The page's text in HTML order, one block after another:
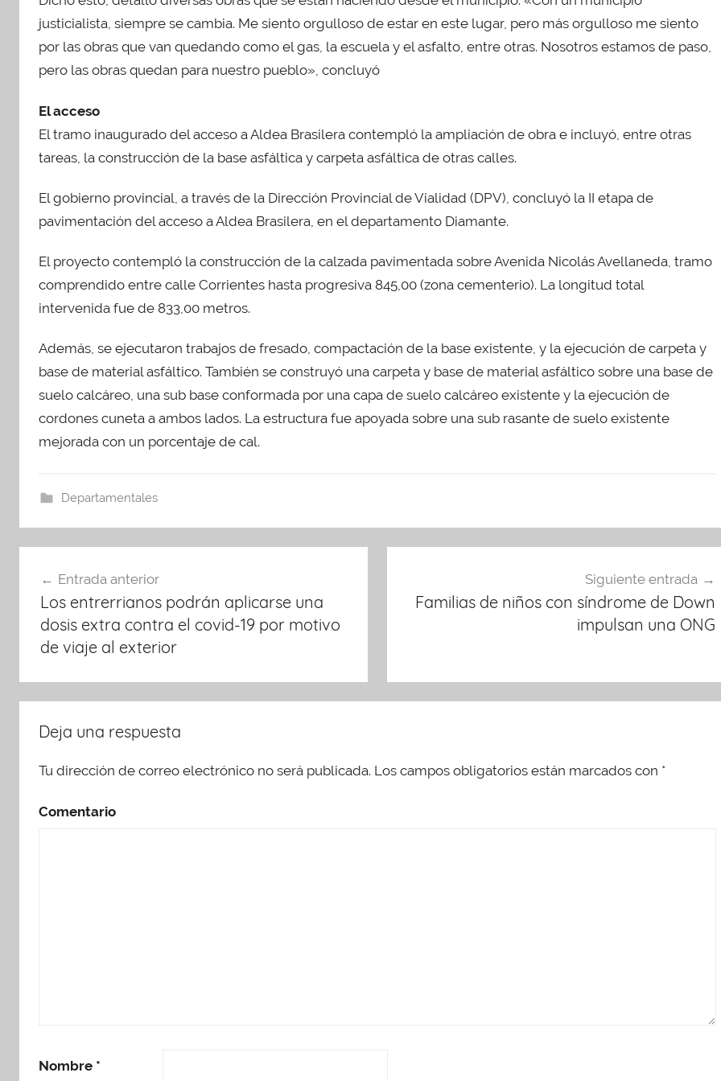
justicialista, siempre se cambia. Me siento orgulloso de estar en este lugar, pero más orgulloso me siento
por las obras que van quedando como el gas, la escuela y el asfalto, entre otras. Nosotros estamos de paso,
pero las obras quedan para nuestro pueblo», concluyó
El acceso
El tramo inaugurado del acceso a Aldea Brasilera contempló la ampliación de obra e incluyó, entre otras
tareas, la construcción de la base asfáltica y carpeta asfáltica de otras calles.
El gobierno provincial, a través de la Dirección Provincial de Vialidad (DPV), concluyó la II etapa de
pavimentación del acceso a Aldea Brasilera, en el departamento Diamante.
El proyecto contempló la construcción de la calzada pavimentada sobre Avenida Nicolás Avellaneda, tramo
comprendido entre calle Corrientes hasta progresiva 845,00 (zona cementerio). La longitud total
intervenida fue de 833,00 metros.
Además, se ejecutaron trabajos de fresado, compactación de la base existente, y la ejecución de carpeta y
base de material asfáltico. También se construyó una carpeta y base de material asfáltico sobre una base de
suelo calcáreo, una sub base conformada por una capa de suelo calcáreo existente y la ejecución de
cordones cuneta a ambos lados. La estructura fue apoyada sobre una sub rasante de suelo existente
mejorada con un porcentaje de cal.
Departamentales
de
entradas
Entrada anterior
Los entrerrianos podrán aplicarse una
dosis extra contra el covid-19 por motivo
de viaje al exterior
Siguiente entrada
Familias de niños con síndrome de Down
impulsan una ONG
Deja una respuesta
Tu dirección de correo electrónico no será publicada. Los campos obligatorios están marcados con *
Comentario
Nombre *